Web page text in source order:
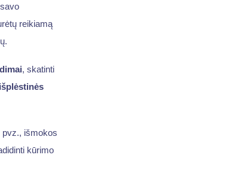
reikiamą
, skatinti
išplėstinės
pvz., išmokos
kūrimo